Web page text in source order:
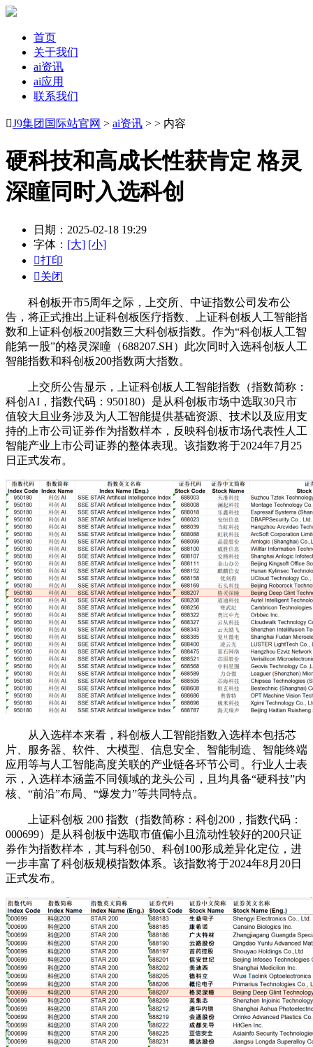
首页
关于我们
ai资讯
ai应用
联系我们
J9集团国际站官网 > ai资讯 > > 内容
硬科技和高成长性获肯定 格灵
深瞳同时入选科创
日期：2025-02-18 19:29
字体： [大] [小]
打印
关闭
科创板开市5周年之际，上交所、中证指数公司发布公
告，将正式推出上证科创板医疗指数、上证科创板人工智能指
数和上证科创板200指数三大科创板指数。作为“科创板人工智
能第一股”的格灵深瞳（688207.SH）此次同时入选科创板人工
智能指数和科创板200指数两大指数。
上交所公告显示，上证科创板人工智能指数（指数简称：
科创AI，指数代码：950180）是从科创板市场中选取30只市
值较大且业务涉及为人工智能提供基础资源、技术以及应用支
持的上市公司证券作为指数样本，反映科创板市场代表性人工
智能产业上市公司证券的整体表现。该指数将于2024年7月25
日正式发布。
从入选样本来看，科创板人工智能指数入选样本包括芯
片、服务器、软件、大模型、信息安全、智能制造、智能终端
应用等与人工智能高度关联的产业链各环节公司。行业人士表
示，入选样本涵盖不同领域的龙头公司，且均具备“硬科技”内
核、“前沿”布局、“爆发力”等共同特点。
上证科创板 200 指数（指数简称：科创200，指数代码：
000699）是从科创板中选取市值偏小且流动性较好的200只证
券作为指数样本，其与科创50、科创100形成差异化定位，进
一步丰富了科创板规模指数体系。该指数将于2024年8月20日
正式发布。